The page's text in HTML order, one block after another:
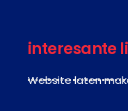
interesante
Website laten